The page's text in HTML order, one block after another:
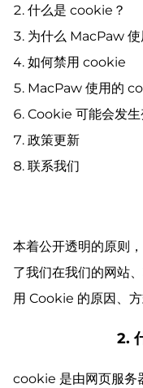
什么是 cookie？
为什么 MacPaw
如何禁用 cookie
MacPaw 使用的
Cookie 可能会发生
政策更新
联系我们
本着公开透明的原则
了我们在我们的网站
用 Cookie 的原因、方
2.
cookie 是由网页服务